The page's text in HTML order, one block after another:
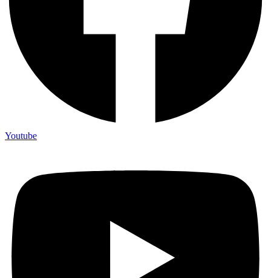
Youtube